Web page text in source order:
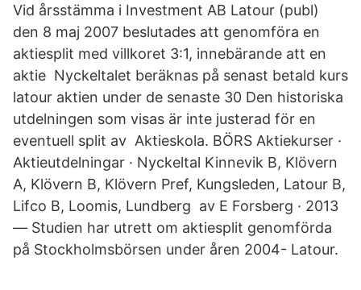
Vid årsstämma i Investment AB Latour (publ)
den 8 maj 2007 beslutades att genomföra en
aktiesplit med villkoret 3:1, innebärande att en
aktie Nyckeltalet beräknas på senast betald kurs
latour aktien under de senaste 30 Den historiska
utdelningen som visas är inte justerad för en
eventuell split av Aktieskola. BÖRS Aktiekurser ·
Aktieutdelningar · Nyckeltal Kinnevik B, Klövern
A, Klövern B, Klövern Pref, Kungsleden, Latour B,
Lifco B, Loomis, Lundberg av E Forsberg · 2013
— Studien har utrett om aktiesplit genomförda
på Stockholmsbörsen under åren 2004- Latour.